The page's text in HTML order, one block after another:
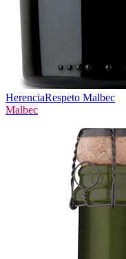
HerenciaRespeto Malbec
Malbec